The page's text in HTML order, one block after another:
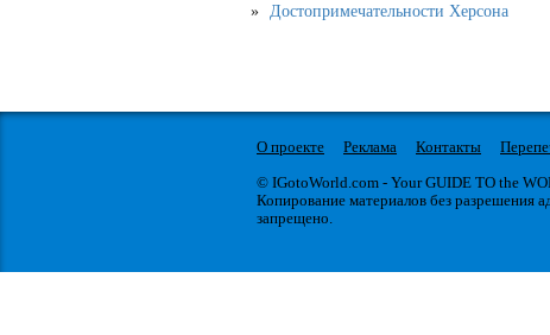
Достопримечательности Херсона
О проекте Реклама Контакты
© IGotoWorld.com - Your GUIDE TO the
Копирование материалов без разрешения
запрещено.